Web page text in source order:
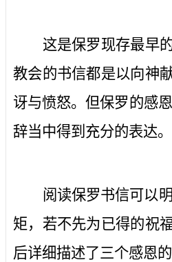
这是保罗现存最早
教会的书信都是以向神
讶与愤怒。但保罗的感
辞当中得到充分的表达。
阅读保罗书信可以
矩，若不先为已得的祝
后详细描述了三个感恩